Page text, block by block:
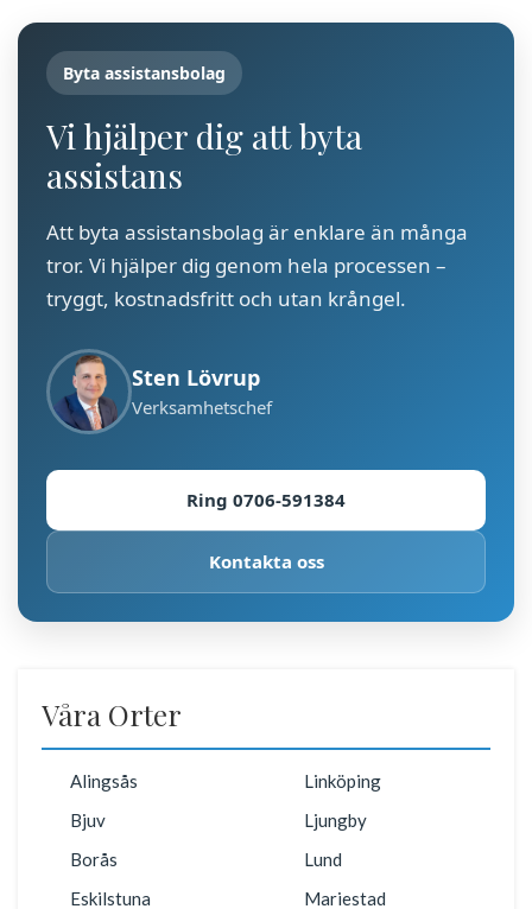
Byta assistansbolag
Vi hjälper dig att byta
assistans
Att byta assistansbolag är enklare än många
tror. Vi hjälper dig genom hela processen –
tryggt, kostnadsfritt och utan krångel.
Sten Lövrup
Verksamhetschef
Ring 0706-591384
Kontakta oss
Våra Orter
Alingsås
Bjuv
Borås
Eskilstuna
Linköping
Ljungby
Lund
Mariestad